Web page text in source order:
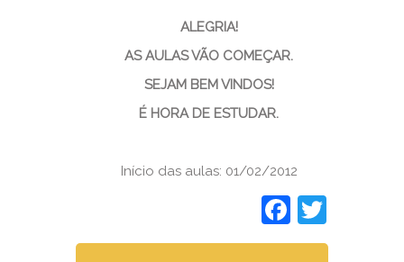
ALEGRIA!
AS AULAS VÃO COMEÇAR.
SEJAM BEM VINDOS!
É HORA DE ESTUDAR.
Início das aulas: 01/02/2012